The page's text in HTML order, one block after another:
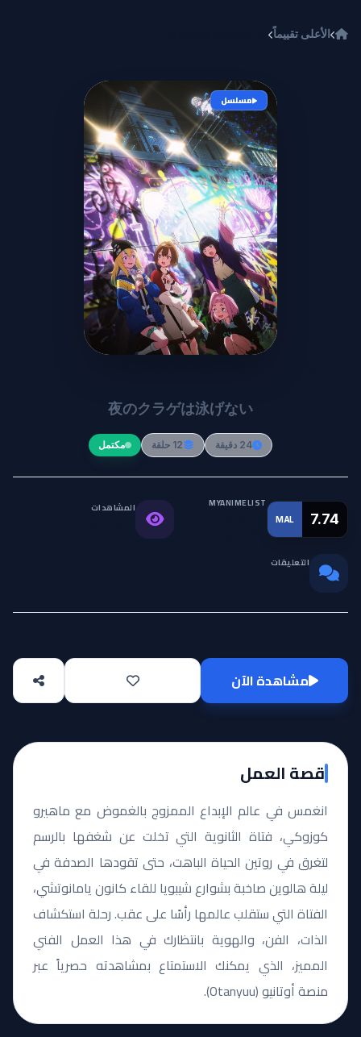
الأعلى تقييماً
مسلسل
Yoru no Kurage wa Oyogenai
夜のクラゲは泳げない
24 دقيقة 12 حلقة مكتمل
MAL 7.74
MYANIMELIST المشاهدات
التعليقات
مشاهدة الآن
قصة العمل
انغمس في عالم الإبداع الممزوج بالغموض مع ماهيرو
كوزوكي، فتاة الثانوية التي تخلت عن شغفها بالرسم
لتغرق في روتين الحياة الباهت، حتى تقودها الصدفة في
ليلة هالوين صاخبة بشوارع شيبويا للقاء كانون يامانوتشي،
الفتاة التي ستقلب عالمها رأسًا على عقب. رحلة استكشاف
الذات، الفن، والهوية بانتظارك في هذا العمل الفني
المميز، الذي يمكنك الاستمتاع بمشاهدته حصرياً عبر
منصة أوتانيو (Otanyuu).